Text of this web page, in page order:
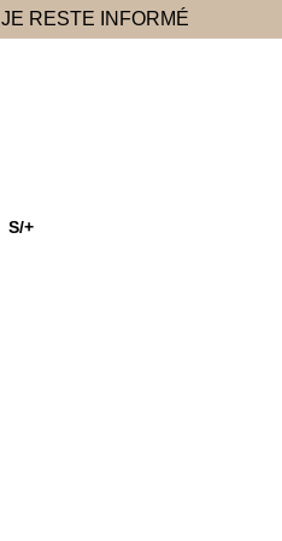
JE RESTE INFORMÉ
S/+